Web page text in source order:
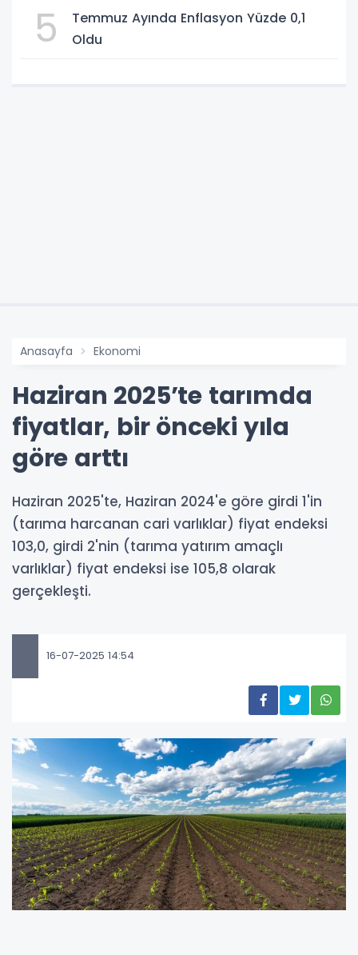
5
Temmuz Ayında Enflasyon Yüzde 0,1
Oldu
Anasayfa Ekonomi
Haziran 2025’te tarımda
fiyatlar, bir önceki yıla
göre arttı
Haziran 2025'te, Haziran 2024'e göre girdi 1'in
(tarıma harcanan cari varlıklar) fiyat endeksi
103,0, girdi 2'nin (tarıma yatırım amaçlı
varlıklar) fiyat endeksi ise 105,8 olarak
gerçekleşti.
16-07-2025 14:54